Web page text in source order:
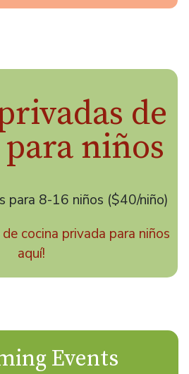
de
niños
para 8-16 niños ($40/niño)
cocina privada para niños
aquí!
Events